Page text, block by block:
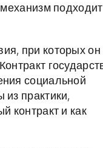
подходит
при которых он
социальной
из практики,
контракт и как